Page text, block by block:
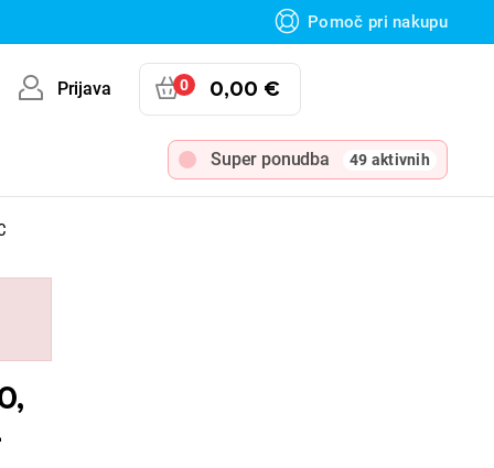
Pomoč pri nakupu
Prijava 0 0,00 €
Super ponudba 49 aktivnih